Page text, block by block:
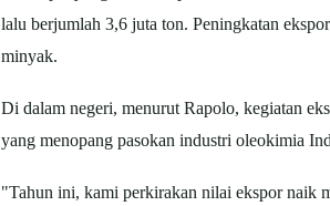
lalu berjumlah 3,6 juta ton. Peningkatan
minyak.
Di dalam negeri, menurut Rapolo, kegiatan
yang menopang pasokan industri oleokimia
"Tahun ini, kami perkirakan nilai ekspor naik